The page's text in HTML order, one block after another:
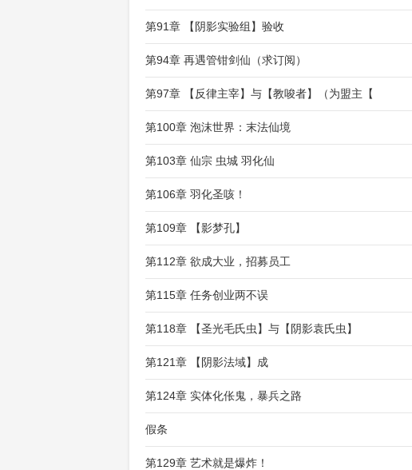
第91章 【阴影实验组】验收
第94章 再遇管钳剑仙（求订阅）
第97章 【反律主宰】与【教唆者】（为盟主【
第100章 泡沫世界：末法仙境
第103章 仙宗 虫城 羽化仙
第106章 羽化圣咳！
第109章 【影梦孔】
第112章 欲成大业，招募员工
第115章 任务创业两不误
第118章 【圣光毛氏虫】与【阴影袁氏虫】
第121章 【阴影法域】成
第124章 实体化伥鬼，暴兵之路
假条
第129章 艺术就是爆炸！